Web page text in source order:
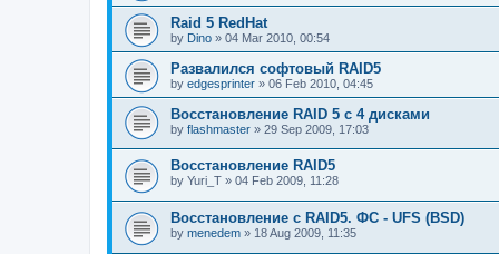
Raid 5 RedHat
by Dino » 04 Mar 2010, 00:54
Развалился софтовый RAID5
by edgesprinter » 06 Feb 2010, 04:45
Восстановление RAID 5 с 4 дисками
by flashmaster » 29 Sep 2009, 17:03
Восстановление RAID5
by Yuri_T » 04 Feb 2009, 11:28
Восстановление с RAID5. ФС - UFS (BSD)
by menedem » 18 Aug 2009, 11:35